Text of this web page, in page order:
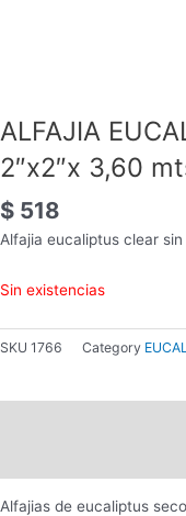
ALFAJIA
2″x2″x 3,60
$ 518
Alfajia eucaliptus clear
Sin existencias
SKU 1766 Category
Alfajias de eucaliptus